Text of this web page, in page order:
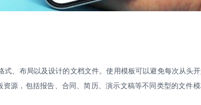
式、布局以及设计的文档文件。使用模板可以避免每次从头
资源，包括报告、合同、简历、演示文稿等不同类型的文件